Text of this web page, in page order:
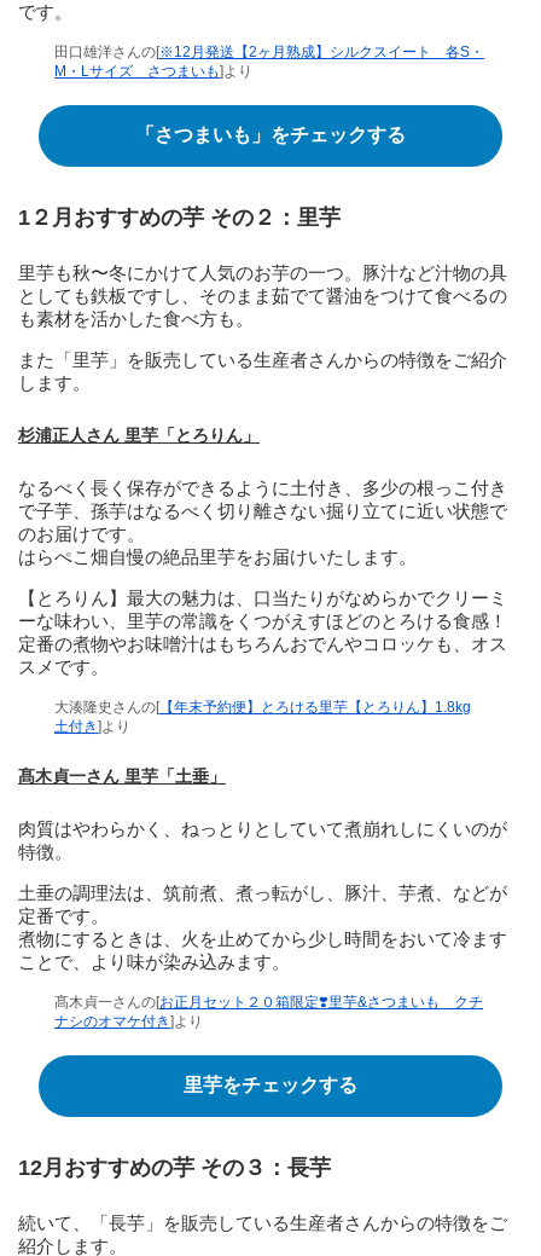
です。
田口雄洋さんの[※12月発送【2ヶ月熟成】シルクスイート 各S・
M・Lサイズ さつまいも]より
「さつまいも」をチェックする
1２月おすすめの芋 その２：里芋
里芋も秋〜冬にかけて人気のお芋の一つ。豚汁など汁物の具
としても鉄板ですし、そのまま茹でて醤油をつけて食べるの
も素材を活かした食べ方も。
また「里芋」を販売している生産者さんからの特徴をご紹介
します。
杉浦正人さん 里芋「とろりん」
なるべく長く保存ができるように土付き、多少の根っこ付き
で子芋、孫芋はなるべく切り離さない掘り立てに近い状態で
のお届けです。
はらぺこ畑自慢の絶品里芋をお届けいたします。
【とろりん】最大の魅力は、口当たりがなめらかでクリーミ
ーな味わい、里芋の常識をくつがえすほどのとろける食感！
定番の煮物やお味噌汁はもちろんおでんやコロッケも、オス
スメです。
大湊隆史さんの[【年末予約便】とろける里芋【とろりん】1.8kg
土付き]より
髙木貞一さん 里芋「土垂」
肉質はやわらかく、ねっとりとしていて煮崩れしにくいのが
特徴。
土垂の調理法は、筑前煮、煮っ転がし、豚汁、芋煮、などが
定番です。
煮物にするときは、火を止めてから少し時間をおいて冷ます
ことで、より味が染み込みます。
髙木貞一さんの[お正月セット２０箱限定❣️里芋&さつまいも クチ
ナシのオマケ付き]より
里芋をチェックする
12月おすすめの芋 その３：長芋
続いて、「長芋」を販売している生産者さんからの特徴をご
紹介します。